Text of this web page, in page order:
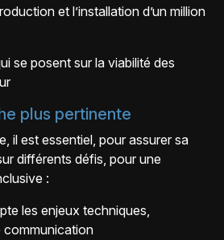
et l’installation d’un million
se posent sur la viabilité des
plus pertinente
il est essentiel, pour assurer sa
différents défis, pour une
:
les enjeux techniques,
communication